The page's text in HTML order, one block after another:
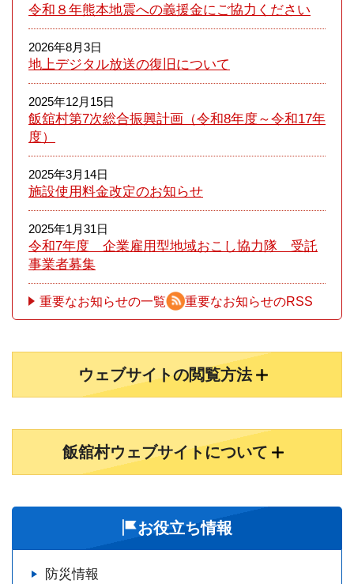
令和８年熊本​地震への義援金にご協力ください
2026年8月3日
地上デジタル放送の復旧について
2025年12月15日
飯舘村第7次総合振興計画（令和8年度～令和17年
度）
2025年3月14日
施設使用料金改定のお知らせ
2025年1月31日
令和7年度 企業雇用型地域おこし協力隊 受託
事業者募集
重要なお知らせの一覧 重要なお知らせのRSS
ウェブサイトの閲覧方法
飯舘村ウェブサイトについて
お役立ち情報
防災情報